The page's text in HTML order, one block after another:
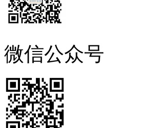
微信公众号